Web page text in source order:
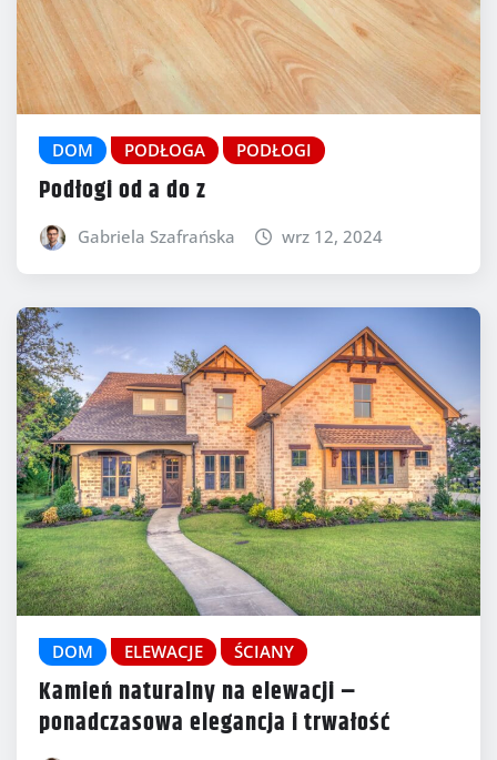
DOM PODŁOGA PODŁOGI
Podłogi od a do z
Gabriela Szafrańska wrz 12, 2024
DOM ELEWACJE ŚCIANY
Kamień naturalny na elewacji –
ponadczasowa elegancja i trwałość